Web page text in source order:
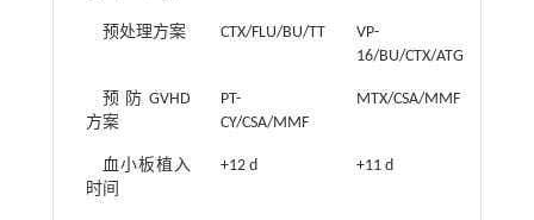
预处理方案 CTX/FLU/BU/TT
VP-
16/BU/CTX/ATG
预防GVHD
方案
PT-
CY/CSA/MMF
MTX/CSA/MMF
血小板植入
时间
+12 d +11 d